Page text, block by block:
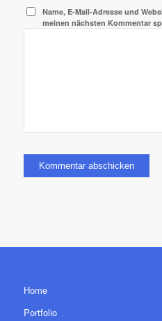
Name, E-Mail-Adresse und
meinen nächsten Kommentar
Home
Portfolio